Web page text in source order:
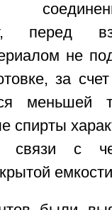
перед
не
за
меньшей
спирты
связи с